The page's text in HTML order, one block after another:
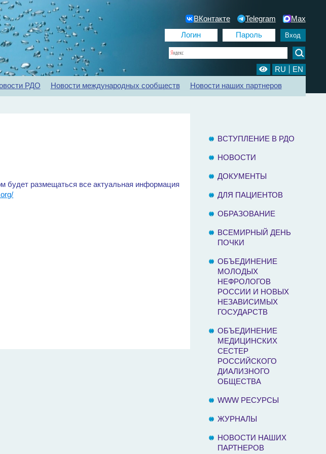
ВКонтакте Telegram Max
RU EN
Конференции Регистр ХБП Отделения диализа Контакты
РДО Новости международных сообществ Новости наших партнеров
будет размещаться все актуальная информация
ВСТУПЛЕНИЕ В РДО
НОВОСТИ
ДОКУМЕНТЫ
ДЛЯ ПАЦИЕНТОВ
ОБРАЗОВАНИЕ
ВСЕМИРНЫЙ ДЕНЬ
ПОЧКИ
ОБЪЕДИНЕНИЕ
МОЛОДЫХ
НЕФРОЛОГОВ
РОССИИ И НОВЫХ
НЕЗАВИСИМЫХ
ГОСУДАРСТВ
ОБЪЕДИНЕНИЕ
МЕДИЦИНСКИХ
СЕСТЕР
РОССИЙСКОГО
ДИАЛИЗНОГО
ОБЩЕСТВА
WWW РЕСУРСЫ
ЖУРНАЛЫ
НОВОСТИ НАШИХ
ПАРТНЕРОВ